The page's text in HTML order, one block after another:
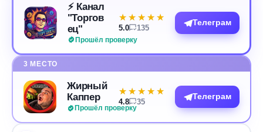
⚡️ Канал
"Торгов
ец"
Прошёл проверку
★★★★★
★★★★★
5.0 135
Телеграм
3 МЕСТО
Жирный
Каппер
Прошёл проверку
★★★★★
★★★★★
4.8 35
Телеграм